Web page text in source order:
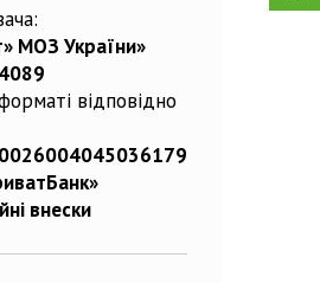
МОЗ України»
відповідно
внески